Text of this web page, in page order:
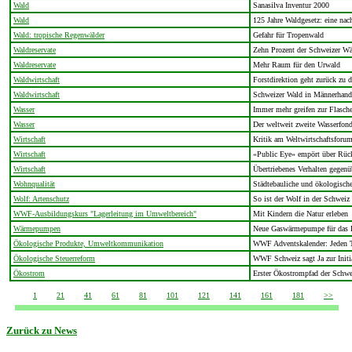
Wald
Sanasilva Inventur 2000
Wald
125 Jahre Waldgesetz: eine
Wald: tropische Regenwälder
Gefahr für Tropenwald
Waldreservate
Zehn Prozent der Schweizer
Waldreservate
Mehr Raum für den Urwald
Waldwirtschaft
Forstdirektion geht zurück zu
Waldwirtschaft
Schweizer Wald in Männerhand
Wasser
Immer mehr greifen zur Flasche
Wasser
Der weltweit zweite
Wirtschaft
Kritik am Weltwirtschaftsforum
Wirtschaft
«Public Eye» empört über
Wirtschaft
Übertriebenes Verhalten
Wohnqualität
Städtebauliche und
Wolf: Artenschutz
So ist der Wolf in der Schweiz
WWF-Ausbildungskurs "Lagerleitung im Umweltbereich"
Mit Kindern die Natur erleben
Wärmepumpen
Neue Gaswärmepumpe für
Ökologische Produkte, Umweltkommunikation
WWF Adventskalender: Jeden
Ökologische Steuerreform
WWF Schweiz sagt Ja zur
Ökostrom
Erster Ökostrompfad der
1 21 41 61 81 101 121 141 161 181 >>
Zurück zu News